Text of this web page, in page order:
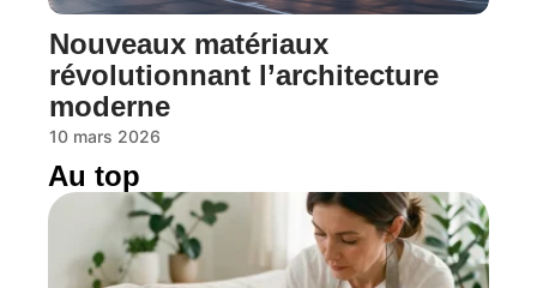
Nouveaux matériaux
révolutionnant l’architecture
moderne
10 mars 2026
Au top